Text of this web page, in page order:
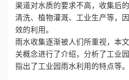
渠道对水质的要求不高，收集后
清洗、植物灌溉、工业生产等，
效的利用。
雨水收集逐渐被人们所重视，本
关概念进行了介绍，分析了工业
指出了工业园雨水利用的特点等。